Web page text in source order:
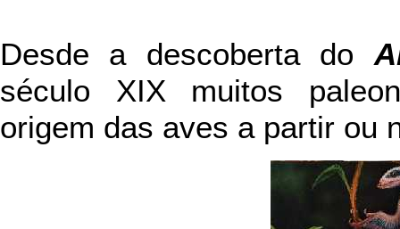
Desde a descoberta do
século XIX muitos
origem das aves a partir ou